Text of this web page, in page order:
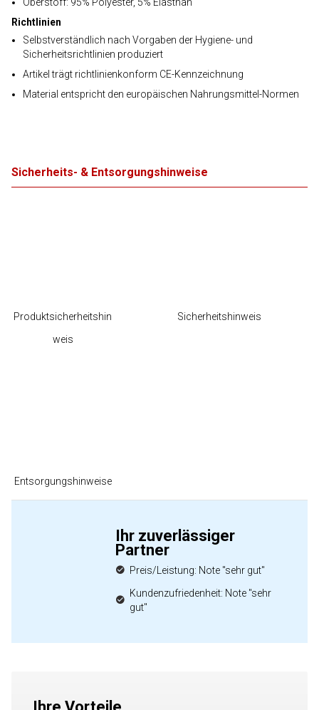
Richtlinien
Selbstverständlich nach Vorgaben der Hygiene- und
Sicherheitsrichtlinien produziert
Artikel trägt richtlinienkonform CE-Kennzeichnung
Material entspricht den europäischen Nahrungsmittel-Normen
Sicherheits- & Entsorgungshinweise
Produktsicherheitshin
weis
Sicherheitshinweis
Entsorgungshinweise
Ihr zuverlässiger
Partner
Preis/Leistung: Note "sehr gut"
Kundenzufriedenheit: Note "sehr
gut"